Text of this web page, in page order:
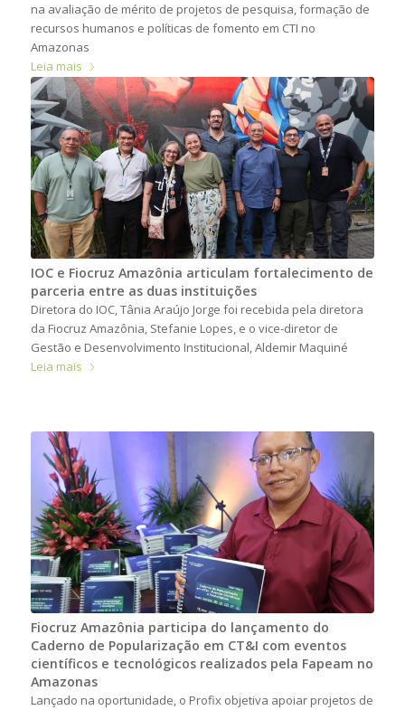
na avaliação de mérito de projetos de pesquisa, formação de
recursos humanos e políticas de fomento em CTI no
Amazonas
Leia mais
IOC e Fiocruz Amazônia articulam fortalecimento de
parceria entre as duas instituições
Diretora do IOC, Tânia Araújo Jorge foi recebida pela diretora
da Fiocruz Amazônia, Stefanie Lopes, e o vice-diretor de
Gestão e Desenvolvimento Institucional, Aldemir Maquiné
Leia mais
Fiocruz Amazônia participa do lançamento do
Caderno de Popularização em CT&I com eventos
científicos e tecnológicos realizados pela Fapeam no
Amazonas
Lançado na oportunidade, o Profix objetiva apoiar projetos de